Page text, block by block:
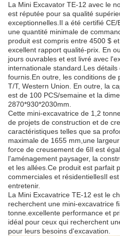
La Mini Excavator TE-12 avec le
est réputée pour sa qualité
exceptionnelles.Il a été certifié
une quantité minimale de
produit est compris entre 4500 $
excellent rapport qualité-prix. En
jours ouvrables et est livré avec
internationale standard.Les
fournis.En outre, les conditions de
T/T, Western Union. En outre, la
est de 100 PCS/semaine et la
2870*930*2030mm.
Cette mini-excavatrice de 1,2
de projets de construction et de
caractéristiques telles que sa
maximale de 1655 mm,une
force de creusement de 6Il est
l'aménagement paysager, la
et les allées.Ce produit est parfait
commerciales et résidentiellesIl
entretenir.
La Mini Excavatrice TE-12 est le
recherchent une mini-excavatrice
tonne.excellente performance et
idéal pour ceux qui recherchent
pour leurs besoins d'excavation.